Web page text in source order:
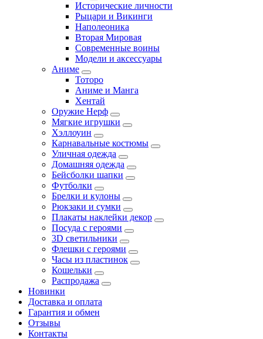
Исторические личности
Рыцари и Викинги
Наполеоника
Вторая Мировая
Современные воины
Модели и аксессуары
Аниме
Тоторо
Аниме и Манга
Хентай
Оружие Нерф
Мягкие игрушки
Хэллоуин
Карнавальные костюмы
Уличная одежда
Домашняя одежда
Бейсболки шапки
Футболки
Брелки и кулоны
Рюкзаки и сумки
Плакаты наклейки декор
Посуда с героями
3D светильники
Флешки с героями
Часы из пластинок
Кошельки
Распродажа
Новинки
Доставка и оплата
Гарантия и обмен
Отзывы
Контакты